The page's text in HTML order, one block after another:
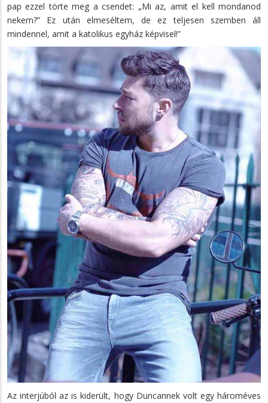
pap ezzel törte meg a csendet: „Mi az, amit el kell mondanod
nekem?” Ez után elmeséltem, de ez teljesen szemben áll
mindennel, amit a katolikus egyház képvisel!”
Az interjúból az is kiderült, hogy Duncannek volt egy hároméves